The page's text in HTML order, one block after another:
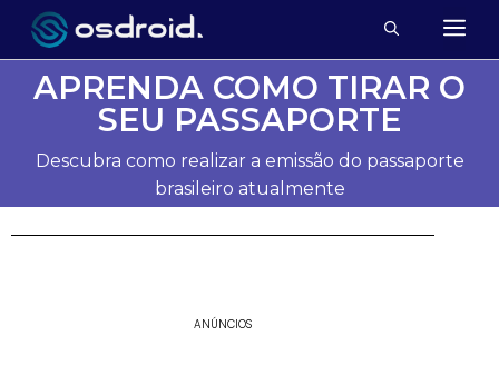
APRENDA COMO TIRAR O
SEU PASSAPORTE
Descubra como realizar a emissão do passaporte
brasileiro atualmente
ANÚNCIOS